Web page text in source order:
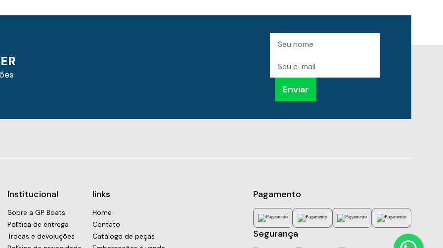
receber
mail
Enviar
Institucional
Sobre a GP Boats
Política de entrega
Trocas e devoluções
links
Home
Contato
Catálogo de peças
Pagamento
Segurança